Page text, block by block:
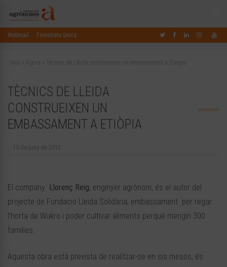
Webmail Finestreta única
Inici Àgora Tècnics de Lleida construeixen un embassament a Etiòpia
TÈCNICS DE LLEIDA
CONSTRUEIXEN UN
EMBASSAMENT A ETIÒPIA
15 de juny de 2012
El company Llorenç Reig, enginyer agrònom, és el autor del
projecte de Fundació Lleida Solidària, embassament per regar
l’horta de Wukro i poder cultivar aliments perquè mengin 300
famílies.
Aquesta obra està prevista de realitzar-se en sis mesos, és